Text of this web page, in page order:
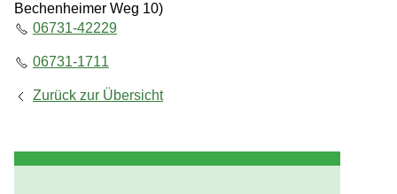
Tourismus & Kultur
Wirtschaft
Bechenheimer Weg 10)
06731-42229
06731-1711
Zurück zur Übersicht